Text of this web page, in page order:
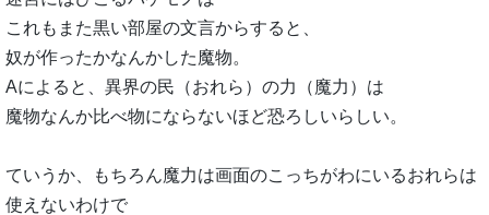
これもまた黒い部屋の文言からすると、
奴が作ったかなんかした魔物。
Aによると、異界の民（おれら）の力（魔力）は
魔物なんか比べ物にならないほど恐ろしいらしい。
ていうか、もちろん魔力は画面のこっちがわにいるおれらは
使えないわけで